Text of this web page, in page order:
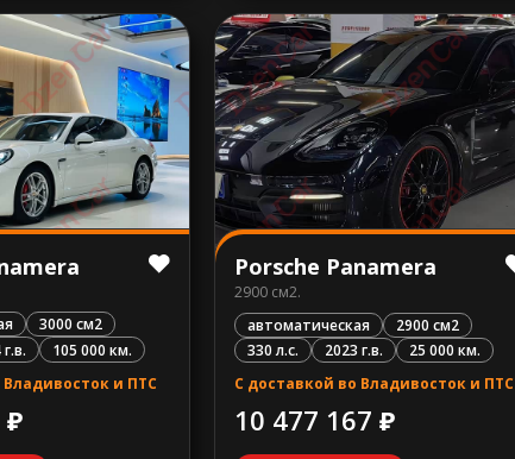
3000 см2
105 000 км.
Владивосток и ПТС
₽
Porsche Panamera
2900 см2.
автоматическая
2900 см2
330 л.с.
2023 г.в.
25 000 км.
С доставкой во Владивосток и ПТС
10 477 167 ₽